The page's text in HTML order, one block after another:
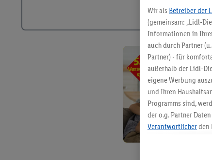
Wir als Betreiber der
(gemeinsam: „Lidl-
Informationen in
auch durch Partner
Partner) - für
außerhalb der Lidl-
eigene Werbung
und Ihren
Programms sind,
der o.g. Partner
Verantwortlicherden
angereicherten